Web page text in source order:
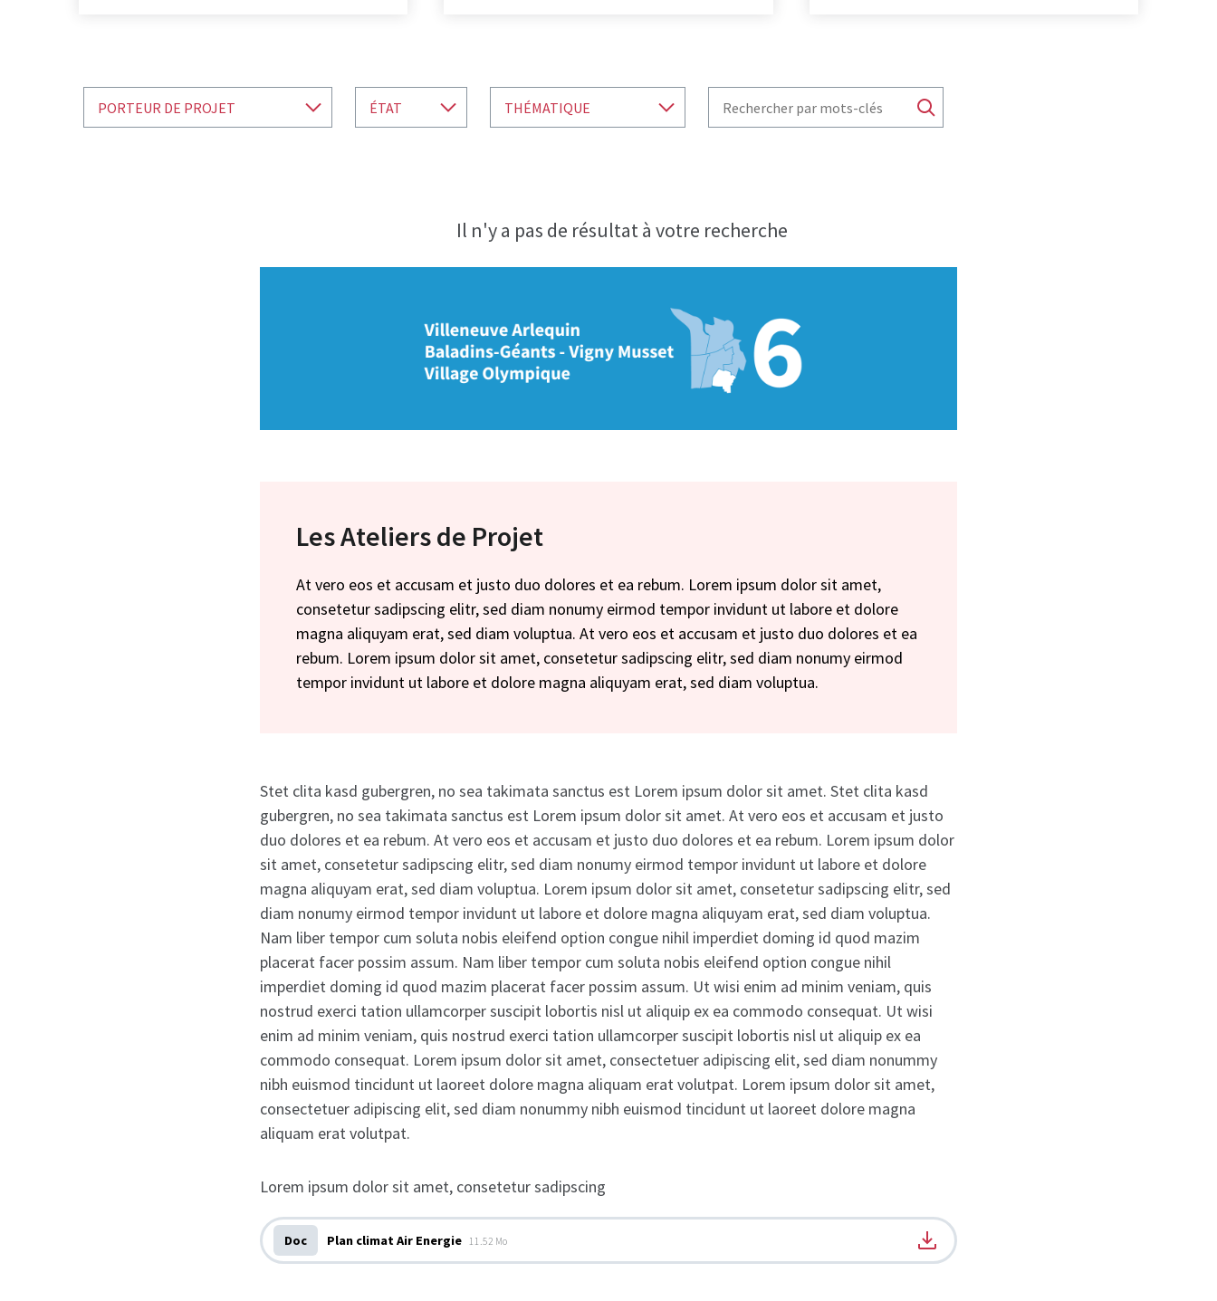
PORTEUR DE PROJET ÉTAT THÉMATIQUE RECHERCHE PAR MOTS CLÉS
Il n'y a pas de résultat à votre recherche
Les Ateliers de Projet
At vero eos et accusam et justo duo dolores et ea rebum. Lorem ipsum dolor sit amet,
consetetur sadipscing elitr, sed diam nonumy eirmod tempor invidunt ut labore et dolore
magna aliquyam erat, sed diam voluptua. At vero eos et accusam et justo duo dolores et ea
rebum. Lorem ipsum dolor sit amet, consetetur sadipscing elitr, sed diam nonumy eirmod
tempor invidunt ut labore et dolore magna aliquyam erat, sed diam voluptua.
Stet clita kasd gubergren, no sea takimata sanctus est Lorem ipsum dolor sit amet. Stet clita kasd
gubergren, no sea takimata sanctus est Lorem ipsum dolor sit amet. At vero eos et accusam et justo
duo dolores et ea rebum. At vero eos et accusam et justo duo dolores et ea rebum. Lorem ipsum dolor
sit amet, consetetur sadipscing elitr, sed diam nonumy eirmod tempor invidunt ut labore et dolore
magna aliquyam erat, sed diam voluptua. Lorem ipsum dolor sit amet, consetetur sadipscing elitr, sed
diam nonumy eirmod tempor invidunt ut labore et dolore magna aliquyam erat, sed diam voluptua.
Nam liber tempor cum soluta nobis eleifend option congue nihil imperdiet doming id quod mazim
placerat facer possim assum. Nam liber tempor cum soluta nobis eleifend option congue nihil
imperdiet doming id quod mazim placerat facer possim assum. Ut wisi enim ad minim veniam, quis
nostrud exerci tation ullamcorper suscipit lobortis nisl ut aliquip ex ea commodo consequat. Ut wisi
enim ad minim veniam, quis nostrud exerci tation ullamcorper suscipit lobortis nisl ut aliquip ex ea
commodo consequat. Lorem ipsum dolor sit amet, consectetuer adipiscing elit, sed diam nonummy
nibh euismod tincidunt ut laoreet dolore magna aliquam erat volutpat. Lorem ipsum dolor sit amet,
consectetuer adipiscing elit, sed diam nonummy nibh euismod tincidunt ut laoreet dolore magna
aliquam erat volutpat.
Lorem ipsum dolor sit amet, consetetur sadipscing
Doc Plan climat Air Energie 11.52 Mo